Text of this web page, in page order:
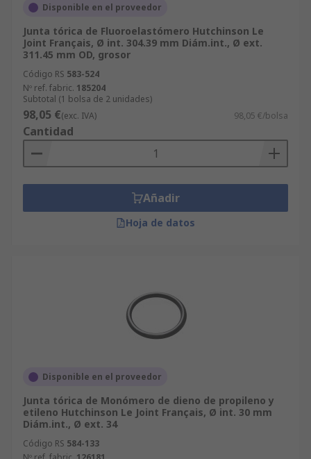
Disponible en el proveedor
Junta tórica de Fluoroelastómero Hutchinson Le
Joint Français, Ø int. 304.39 mm Diám.int., Ø ext.
311.45 mm OD, grosor
Código RS 583-524
Nº ref. fabric. 185204
Subtotal (1 bolsa de 2 unidades)
98,05 €(exc. IVA) 98,05 €/bolsa
Cantidad
Añadir
Hoja de datos
Disponible en el proveedor
Junta tórica de Monómero de dieno de propileno y
etileno Hutchinson Le Joint Français, Ø int. 30 mm
Diám.int., Ø ext. 34
Código RS 584-133